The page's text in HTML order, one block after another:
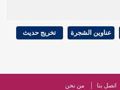
عناوين الشجرة تخريج حديث
اتصل بنا من نحن